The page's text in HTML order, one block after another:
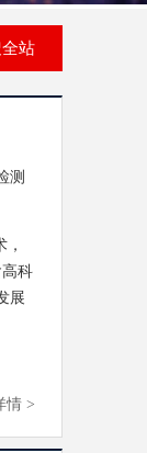
站
测
科
展
情 >